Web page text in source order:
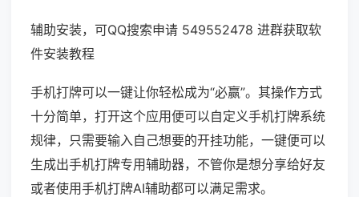
辅助安装，可QQ搜索申请 549552478 进群获取软
件安装教程
手机打牌可以一键让你轻松成为“必赢”。其操作方式
十分简单，打开这个应用便可以自定义手机打牌系统
规律，只需要输入自己想要的开挂功能，一键便可以
生成出手机打牌专用辅助器，不管你是想分享给好友
或者使用手机打牌AI辅助都可以满足需求。